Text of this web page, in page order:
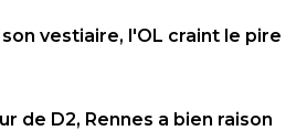
vestiaire, l'OL craint le pire
de D2, Rennes a bien raison